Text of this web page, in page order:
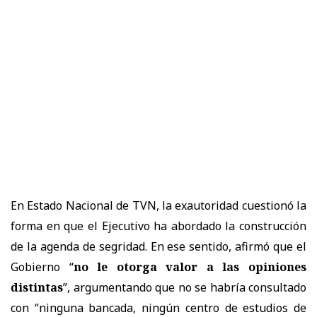
En Estado Nacional de TVN, la exautoridad cuestionó la
forma en que el Ejecutivo ha abordado la construcción
de la agenda de segridad. En ese sentido, afirmó que el
Gobierno “no le otorga valor a las opiniones
distintas”, argumentando que no se habría consultado
con “ninguna bancada, ningún centro de estudios de